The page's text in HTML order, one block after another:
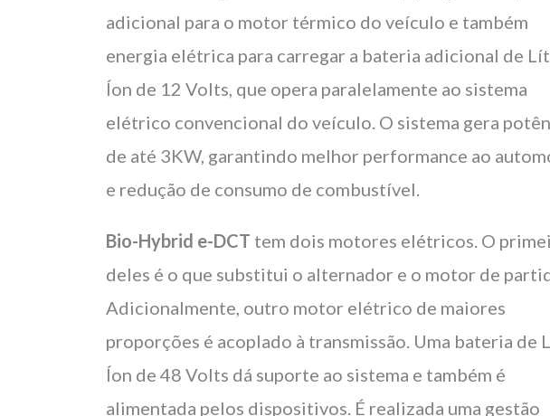
adicional para o motor térmico do veículo e também
energia elétrica para carregar a bateria adicional de
Íon de 12 Volts, que opera paralelamente ao sistema
elétrico convencional do veículo. O sistema gera
de até 3KW, garantindo melhor performance ao
e redução de consumo de combustível.
Bio-Hybrid e-DCT tem dois motores elétricos. O
deles é o que substitui o alternador e o motor de
Adicionalmente, outro motor elétrico de maiores
proporções é acoplado à transmissão. Uma bateria de
Íon de 48 Volts dá suporte ao sistema e também é
alimentada pelos dispositivos. É realizada uma gestão